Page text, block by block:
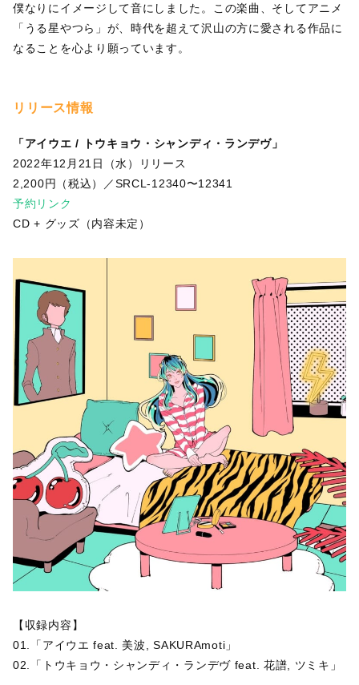
僕なりにイメージして音にしました。この楽曲、そしてアニメ
「うる星やつら」が、時代を超えて沢山の方に愛される作品に
なることを心より願っています。
リリース情報
「アイウエ / トウキョウ・シャンディ・ランデヴ」
2022年12月21日（水）リリース
2,200円（税込）／SRCL-12340〜12341
予約リンク
CD + グッズ（内容未定）
【収録内容】
01.「アイウエ feat. 美波, SAKURAmoti」
02.「トウキョウ・シャンディ・ランデヴ feat. 花譜, ツミキ」